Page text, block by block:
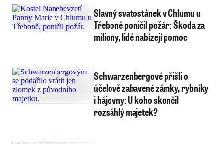
Slavný svatostánek v Chlumu u
Třeboně poničil požár: Škoda za
miliony, lidé nabízejí pomoc
Schwarzenbergové přišli o
účelově zabavené zámky, rybníky
i hájovny: U koho skončil
rozsáhlý majetek?